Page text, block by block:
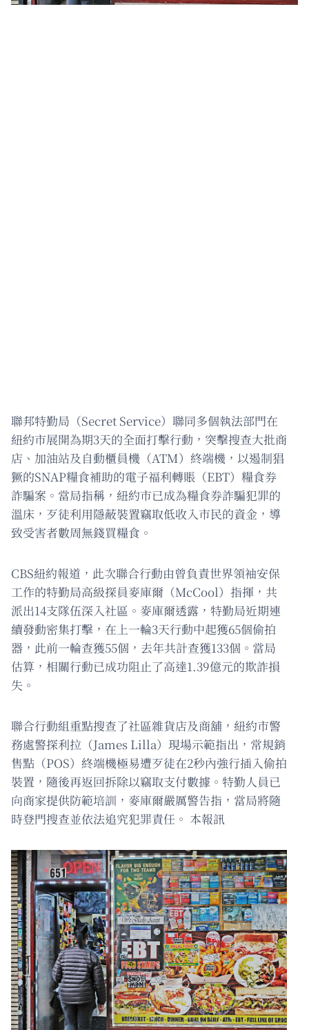
聯邦特勤局（Secret Service）聯同多個執法部門在
紐約市展開為期3天的全面打擊行動，突擊搜查大批商
店、加油站及自動櫃員機（ATM）終端機，以遏制猖
獗的SNAP糧食補助的電子福利轉賬（EBT）糧食券
詐騙案。當局指稱，紐約市已成為糧食券詐騙犯罪的
溫床，歹徒利用隱蔽裝置竊取低收入市民的資金，導
致受害者數周無錢買糧食。
CBS紐約報道，此次聯合行動由曾負責世界領袖安保
工作的特勤局高級探員麥庫爾（McCool）指揮，共
派出14支隊伍深入社區。麥庫爾透露，特勤局近期連
續發動密集打擊，在上一輪3天行動中起獲65個偷拍
器，此前一輪查獲55個，去年共計查獲133個。當局
估算，相關行動已成功阻止了高達1.39億元的欺詐損
失。
聯合行動組重點搜查了社區雜貨店及商舖，紐約市警
務處警探利拉（James Lilla）現場示範指出，常規銷
售點（POS）終端機極易遭歹徒在2秒內強行插入偷拍
裝置，隨後再返回拆除以竊取支付數據。特勤人員已
向商家提供防範培訓，麥庫爾嚴厲警告指，當局將隨
時登門搜查並依法追究犯罪責任。 本報訊